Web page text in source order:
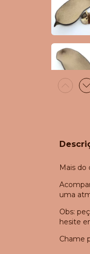
Mais do
uma
Obs:
hesite
Chame